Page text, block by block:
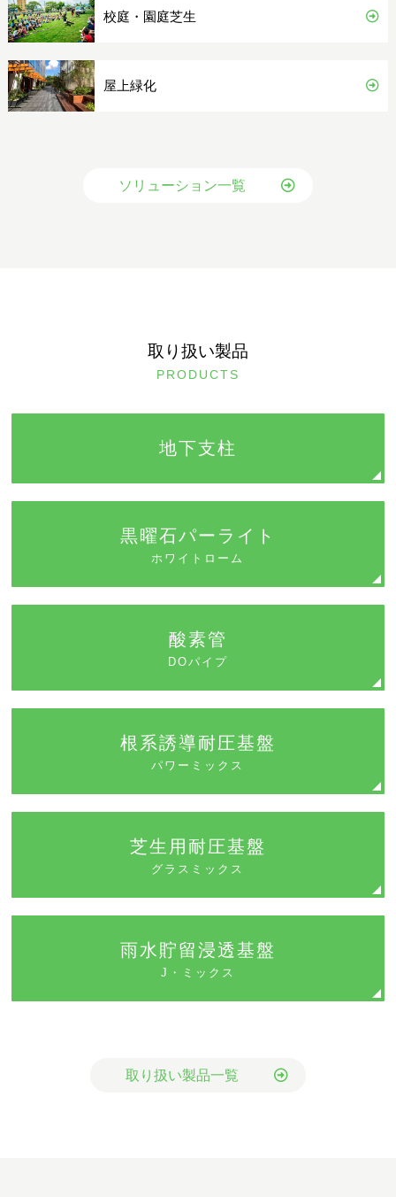
校庭・園庭芝生
屋上緑化
ソリューション一覧
取り扱い製品
PRODUCTS
地下支柱
黒曜石パーライト
ホワイトローム
酸素管
DOパイプ
根系誘導耐圧基盤
パワーミックス
芝生用耐圧基盤
グラスミックス
雨水貯留浸透基盤
J・ミックス
取り扱い製品一覧